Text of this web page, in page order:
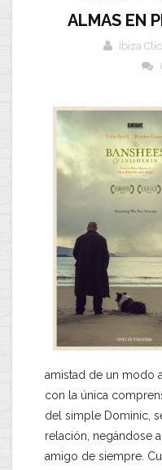
ALMAS EN
Ibiza
amistad de un modo
con la única
del simple Dominic,
relación, negándose
amigo de siempre.